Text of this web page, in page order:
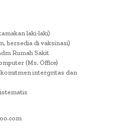
laki-laki)
bersedia di vaksinasi)
Rumah Sakit
(Ms. Office)
intergritas dan